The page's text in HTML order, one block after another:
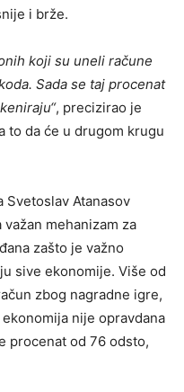
i brže.
koji su uneli račune
Sada se taj procenat
, precizirao je
to da će u drugom krugu
Svetoslav Atanasov
mehanizam za
zašto je važno
sive ekonomije. Više od
zbog nagradne igre,
nije opravdana
procenat od 76 odsto,